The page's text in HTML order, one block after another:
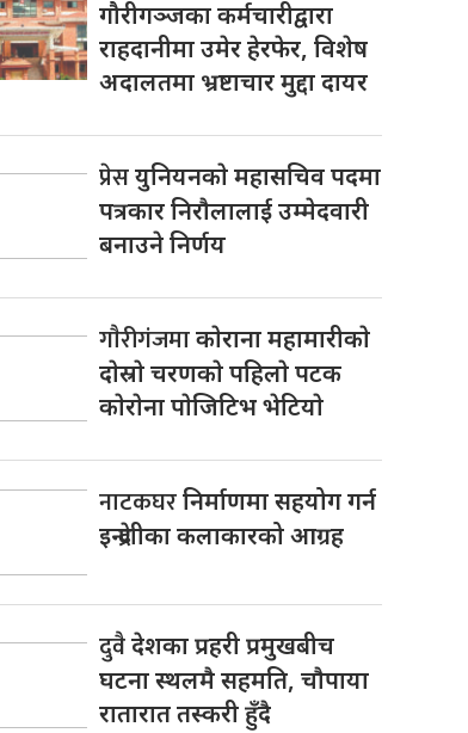
गौरीगञ्जका कर्मचारीद्वारा
राहदानीमा उमेर हेरफेर, विशेष
अदालतमा भ्रष्टाचार मुद्दा दायर
प्रेसयुनियनकाे महासचिव पदमा
पत्रकार निराैलालाई उम्मेदवारी
बनाउने निर्णय
गाैरीगंजमाकाेराना महामारीकाे
दाेस्राे चरणकाे पहिलाे पटक
काेराेना पाेजिटिभ भेटियाे
नाटकघरनिर्माणमा सहयोग गर्न
इन्द्रेणीका कलाकारको आग्रह
दुवैदेशका प्रहरी प्रमुखबीच
घटना स्थलमै सहमति, चाैपाया
रातारात तस्करी हुँदै